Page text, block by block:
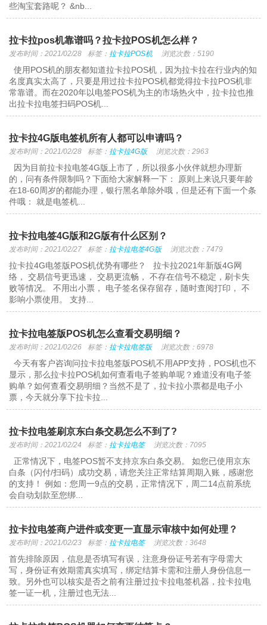
些淘宝套路呢？ &nb...
拉卡拉pos机靠谱吗？拉卡拉POS机怎么样？
发布时间：2021/02/28 标签： 拉卡拉POS机 浏览次数：5190
使用POS机的朋友都知道拉卡拉POS机，因为拉卡拉在行业内的知
名度真实太高了，只要是用过拉卡拉POS机都觉得拉卡拉POS机非
常靠谱。而在2020年以电签POS机为主的市场热火中，拉卡拉也推
出拉卡拉电签扫码POS机...
拉卡拉4G版电签机所有人都可以申请吗？
发布时间：2021/02/28 标签： 拉卡拉4G版 浏览次数：2963
因为目前拉卡拉电签4G版上市了，所以很多小伙伴就想办理新
的，问有条件限制吗？下面给大家解释一下： 原则上来说只要年龄
在18-60周岁的都能办理，银行黑名单除外哦，但是还有下面一个条
件哦： 就是电签机...
拉卡拉电签4G版和2G版有什么区别？
发布时间：2021/02/27 标签： 拉卡拉电签4G版 浏览次数：7479
拉卡拉4G电签版POS机优势有哪些？ 拉卡拉2021年新版4G网
络， 交易信号更迅速， 交易更流畅， 不存在信号不稳定，刷卡失
败等情况。 不用出小票， 电子签名保存留存，随时查阅打印， 不
影响小票使用。 支持...
拉卡拉电签版POS机怎么查看交易明细？
发布时间：2021/02/26 标签： 拉卡拉电签版 浏览次数：6978
今天有客户咨询问拉卡拉电签版POS机不用APP支持，POS机也不
显示，那么拉卡拉POS机如何查看电子签购单呢？难道没有电子签
购单？如何查看交易明细？当然不是了，拉卡拉小票都是电子小
票，今天就分享下拉卡拉...
拉卡拉电签刷京东白条交易怎么不到了?
发布时间：2021/02/24 标签： 拉卡拉电签 浏览次数：7095
正常情况下，电签POS暂不支持京东白条交易。 如您已使用京东
白条（闪付/扫码）成功交易，请您关注正常结算周期入账，感谢您
的支持！ 例如：您周一9点的交易，正常情况下，周二14点前系统
会自动划款至您绑...
拉卡拉电签商户进件或变更一直显示审核中如何处理？
发布时间：2021/02/23 标签： 拉卡拉电签 浏览次数：3648
首先排除原因，信息是否填写有误，注意身份证号若有字母需大
写，身份证有效期需真实填写，绑定结算卡需和注册人身份信息一
致。另外也可以核实是否之前有注册过拉卡拉电签机器，拉卡拉电
签一证一机，注册过也无法...